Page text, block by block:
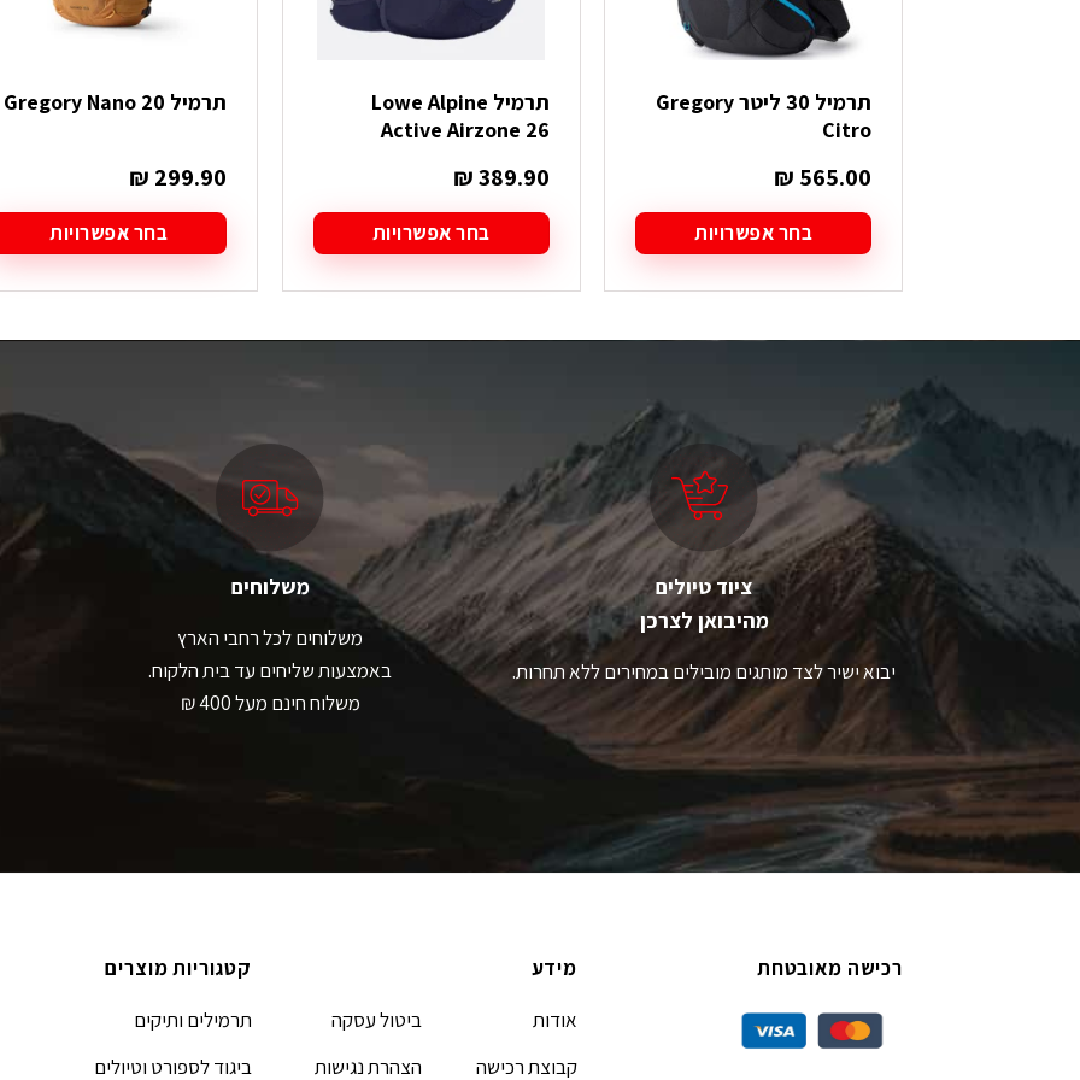
תרמיל 30 ליטר Gregory
Citro
₪ 565.00
בחר אפשרויות
למוצר
זה
ניתן
לבחור
את
האפשרויות
בעמוד
המוצר
תרמיל Lowe Alpine
Active Airzone 26
₪389.90
בחר אפשרויות
למוצר
זה
את
האפשרויות
בעמוד
המוצר
תרמיל Gregory Nano 20
₪ 299.90
בחר אפשרויות
למוצר
זה
את
האפשרויות
בעמוד
ציוד טיולים
מהיבואן לצרכן
יבוא ישיר לצד מותגים מובילים במחירים ללא תחרות.
משלוחים
משלוחים לכל רחבי הארץ
באמצעות שליחים עד בית הלקוח.
משלוח חינם מעל 400 ₪
רכישה מאובטחת
מידע
אודות
קבוצת רכישה
ביטול עסקה
הצהרת נגישות
קטגוריות מוצרים
תרמילים ותיקים
ביגוד לספורט וטיולים